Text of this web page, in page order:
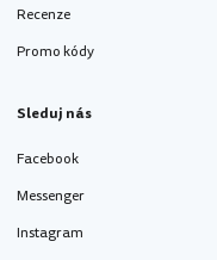
Recenze
Promo kódy
Sleduj nás
Facebook
Messenger
Instagram